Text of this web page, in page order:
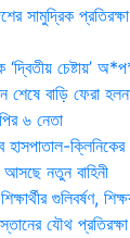
সামুদ্রিক
চেষ্টায়’
শেষে বাড়ি ফেরা
৬ নেতা
হাসপাতাল-
আসছে নতুন বাহিনী
গুলিবর্ষণ,
যৌথ